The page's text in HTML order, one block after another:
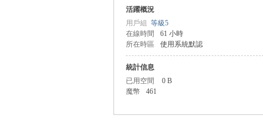
活躍概況
用戶組 等級5
在線時間
61 小時
所在時區
使用系統默認
統計信息
已用空間
0 B
魔幣
461